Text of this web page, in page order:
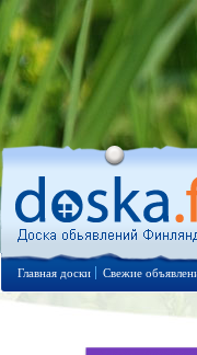
Главная доски Свежие